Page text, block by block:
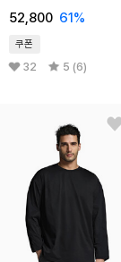
52,800 61%
쿠폰
32 5 (6)